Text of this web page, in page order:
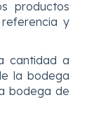
productos
y
cantidad a
la bodega
bodega de